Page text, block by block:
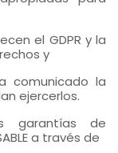
el GDPR y la
y
comunicado la
ejercerlos.
garantías de
a través de